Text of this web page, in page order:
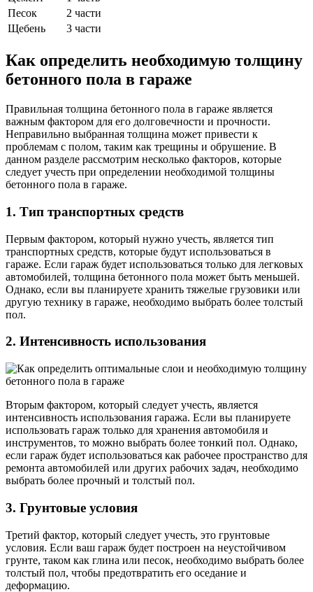
Песок
2 части
Щебень
3 части
Как определить необходимую толщину
бетонного пола в гараже
Правильная толщина бетонного пола в гараже является
важным фактором для его долговечности и прочности.
Неправильно выбранная толщина может привести к
проблемам с полом, таким как трещины и обрушение. В
данном разделе рассмотрим несколько факторов, которые
следует учесть при определении необходимой толщины
бетонного пола в гараже.
1. Тип транспортных средств
Первым фактором, который нужно учесть, является тип
транспортных средств, которые будут использоваться в
гараже. Если гараж будет использоваться только для легковых
автомобилей, толщина бетонного пола может быть меньшей.
Однако, если вы планируете хранить тяжелые грузовики или
другую технику в гараже, необходимо выбрать более толстый
пол.
2. Интенсивность использования
Вторым фактором, который следует учесть, является
интенсивность использования гаража. Если вы планируете
использовать гараж только для хранения автомобиля и
инструментов, то можно выбрать более тонкий пол. Однако,
если гараж будет использоваться как рабочее пространство для
ремонта автомобилей или других рабочих задач, необходимо
выбрать более прочный и толстый пол.
3. Грунтовые условия
Третий фактор, который следует учесть, это грунтовые
условия. Если ваш гараж будет построен на неустойчивом
грунте, таком как глина или песок, необходимо выбрать более
толстый пол, чтобы предотвратить его оседание и
деформацию.